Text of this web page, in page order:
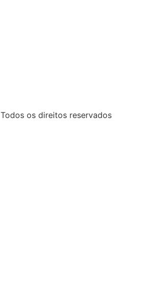
Todos os direitos reservados